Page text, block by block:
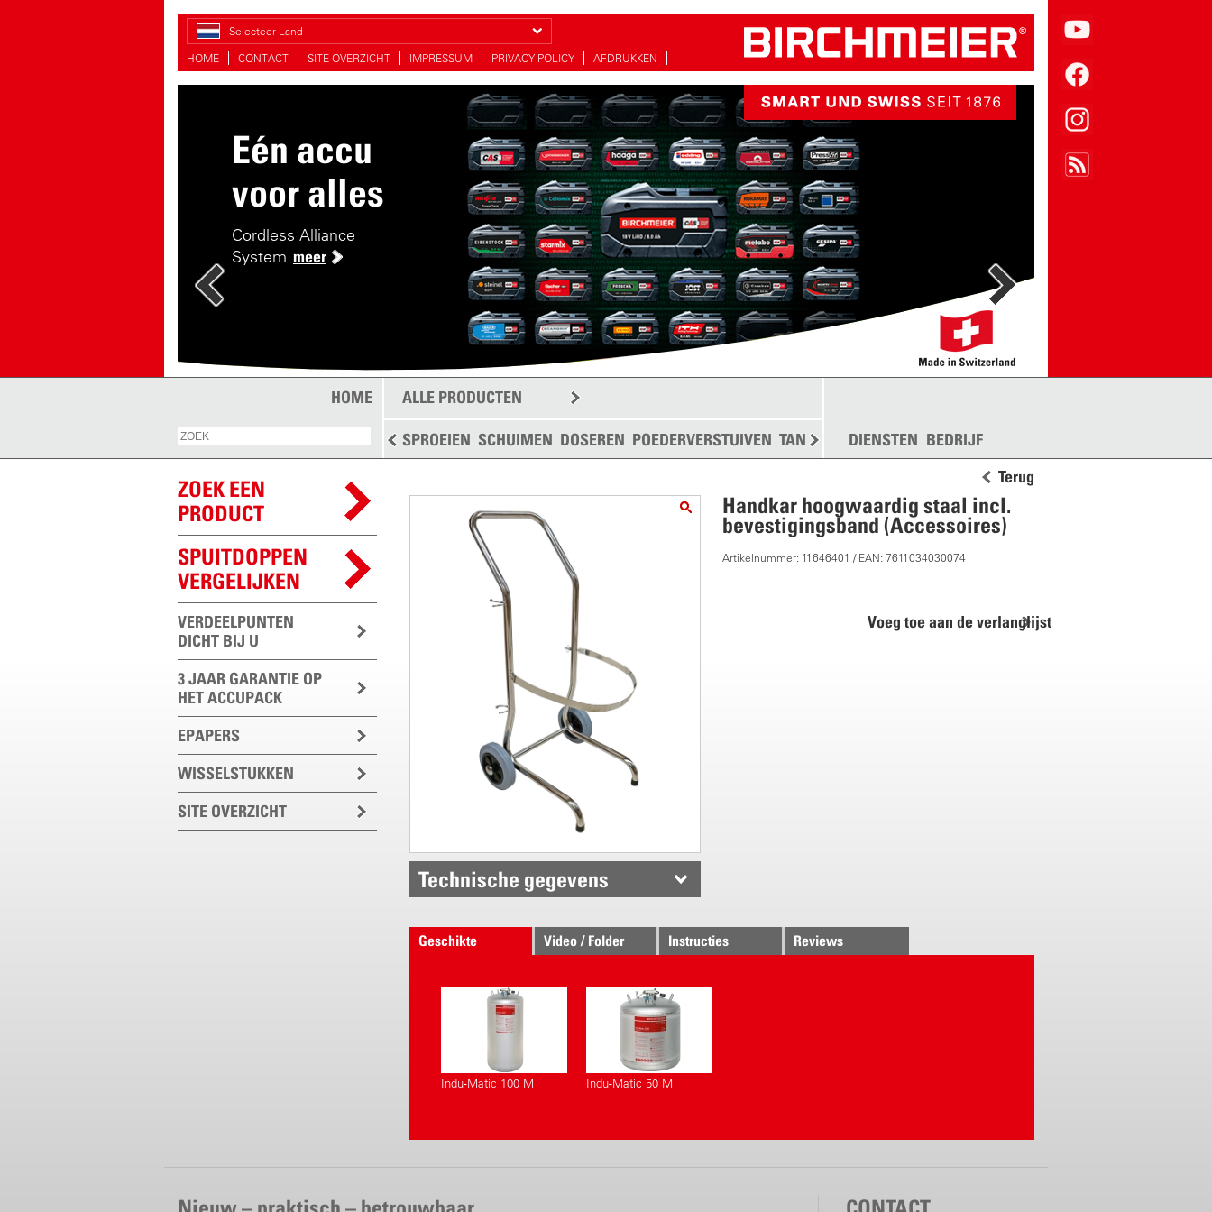
Selecteer Land
HOME
CONTACT SITE OVERZICHT IMPRESSUM PRIVACY POLICY AFDRUKKEN
Eén accu
voor alles
Cordless Alliance
System meer
HOME ALLE PRODUCTEN
SPROEIEN SCHUIMEN DOSEREN POEDERVERSTUIVEN TANKEN STROOIEN MEER
DIENSTEN BEDRIJF
ZOEK EEN
PRODUCT
SPUITDOPPEN
VERGELIJKEN
VERDEELPUNTEN
DICHT BIJ U
3 JAAR GARANTIE OP
HET ACCUPACK
EPAPERS
WISSELSTUKKEN
SITE OVERZICHT
Terug
Handkar hoogwaardig staal incl.
bevestigingsband (Accessoires)
Artikelnummer: 11646401 / EAN: 7611034030074
Voeg toe aan de verlanglijst
Technische gegevens
Geschikte
Video / Folder Instructies Reviews
Indu-Matic 100 M Indu-Matic 50 M